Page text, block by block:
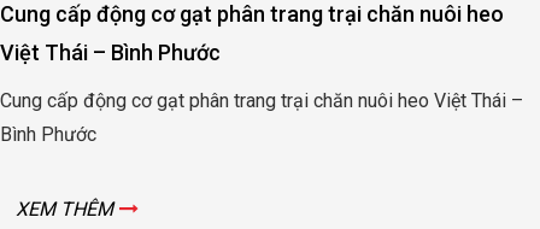
Cung cấp động cơ gạt phân trang trại chăn nuôi heo
Việt Thái – Bình Phước
Cung cấp động cơ gạt phân trang trại chăn nuôi heo Việt Thái –
Bình Phước
XEM THÊM